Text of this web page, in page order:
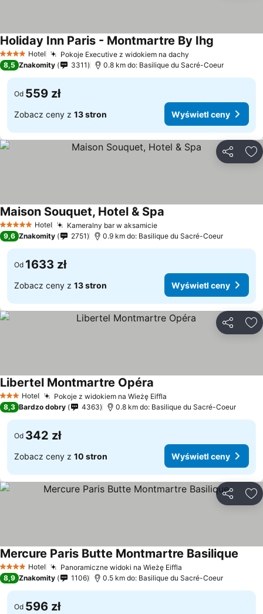
4 KategoriaHotel Pokoje Executive z widokiem na dachy
Holiday Inn Paris - Montmartre By Ihg
8,5 Znakomity 3311 0.8 km do: Basilique du Sacré-Coeur
Od 559 zł
Zobacz ceny z 13 stron Wyświetl ceny
5 KategoriaHotel Kameralny bar w aksamicie
Maison Souquet, Hotel & Spa
9,6 Znakomity 2751 0.9 km do: Basilique du Sacré-Coeur
Od 1633 zł
Zobacz ceny z 13 stron Wyświetl ceny
3 Kategoria
Hotel Pokoje z widokiem na Wieżę Eiffla
Libertel Montmartre Opéra
8,3 Bardzo dobry 4363 0.8 km do: Basilique du Sacré-Coeur
Od 342 zł
Zobacz ceny z 10 stron Wyświetl ceny
4 KategoriaHotel Panoramiczne widoki na Wieżę Eiffla
Mercure Paris Butte Montmartre Basilique
8,9 Znakomity 1106 0.5 km do: Basilique du Sacré-Coeur
Od 596 zł